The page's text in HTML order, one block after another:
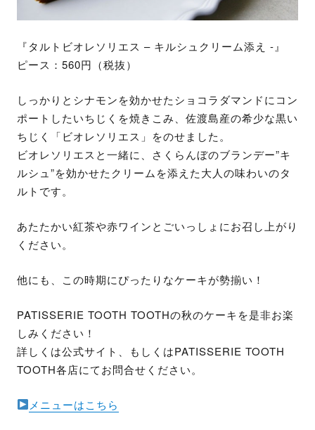
『タルトビオレソリエス – キルシュクリーム添え -』
ピース：560円（税抜）
しっかりとシナモンを効かせたショコラダマンドにコン
ポートしたいちじくを焼きこみ、佐渡島産の希少な黒い
ちじく「ビオレソリエス」をのせました。
ビオレソリエスと一緒に、さくらんぼのブランデー”キ
ルシュ”を効かせたクリームを添えた大人の味わいのタ
ルトです。
あたたかい紅茶や赤ワインとごいっしょにお召し上がり
ください。
他にも、この時期にぴったりなケーキが勢揃い！
PATISSERIE TOOTH TOOTHの秋のケーキを是非お楽
しみください！
詳しくは公式サイト、もしくはPATISSERIE TOOTH
TOOTH各店にてお問合せください。
メニューはこちら